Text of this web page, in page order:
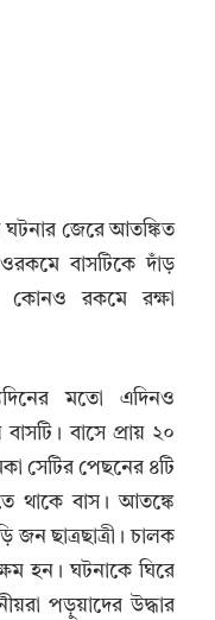
জেরে আতঙ্কিত
বাসটিকে দাঁড়
কোনও রকমে রক্ষা
মতো এদিনও
বাসে প্রায় ২০
সেটির পেছনের ৪টি
থাকে বাস। আতঙ্কে
জন ছাত্রছাত্রী। চালক
হন। ঘটনাকে ঘিরে
পড়ুয়াদের উদ্ধার